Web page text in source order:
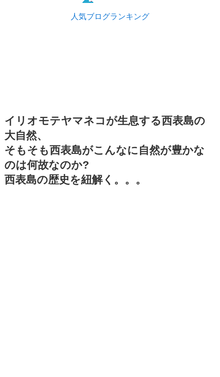
人気ブログランキング
イリオモテヤマネコが生息する西表島の
大自然、
そもそも西表島がこんなに自然が豊かな
のは何故なのか?
西表島の歴史を紐解く。。。